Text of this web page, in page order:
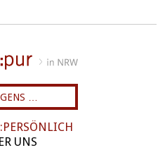
…
PERSÖNLICH
UNS